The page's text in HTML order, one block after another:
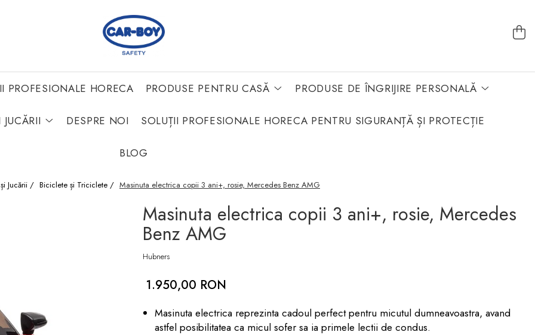
PROFESIONALE HORECA PRODUSE PENTRU CASĂ PRODUSE DE ÎNGRIJIRE PERSONALĂ
JUCĂRII DESPRE NOI SOLUȚII PROFESIONALE HORECA PENTRU SIGURANȚĂ ȘI PROTECȚIE
BLOG
Jucării / Biciclete și Triciclete / Masinuta electrica copii 3 ani+, rosie, Mercedes Benz AMG
Masinuta electrica copii 3 ani+, rosie, Mercedes
Benz AMG
Hubners
1.950,00 RON
Masinuta electrica reprezinta cadoul perfect pentru micutul dumneavoastra, avand
astfel posibilitatea ca micul sofer sa ia primele lectii de condus.